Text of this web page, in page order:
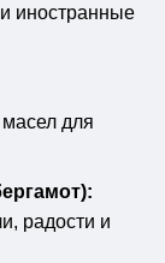
иностранные
для
радости и